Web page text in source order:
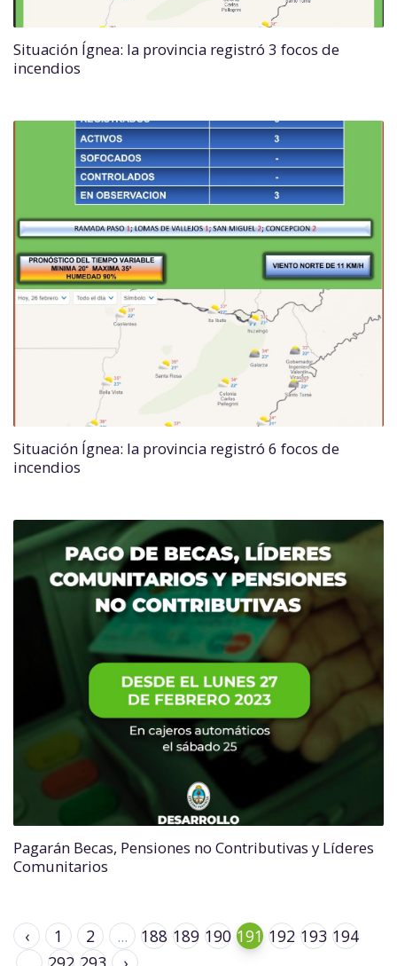
Situación Ígnea: la provincia registró 3 focos de
incendios
Situación Ígnea: la provincia registró 6 focos de
incendios
Pagarán Becas, Pensiones no Contributivas y Líderes
Comunitarios
‹ 1 2 ... 188 189 190 191 192 193 194